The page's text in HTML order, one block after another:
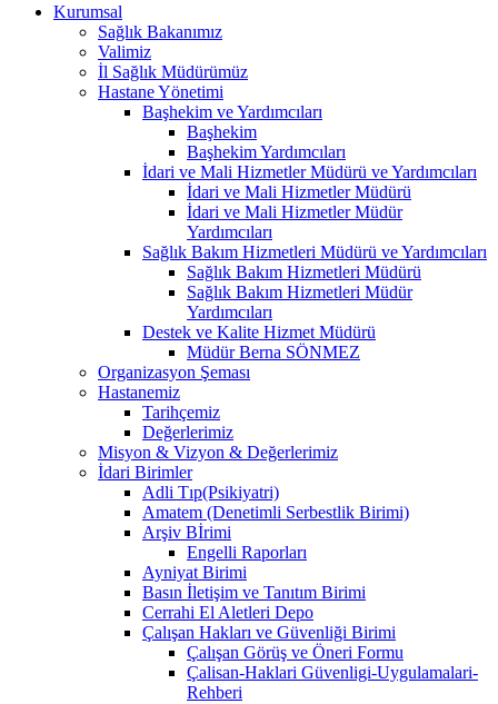
Kurumsal
Sağlık Bakanımız
Valimiz
İl Sağlık Müdürümüz
Hastane Yönetimi
Başhekim ve Yardımcıları
Başhekim
Başhekim Yardımcıları
İdari ve Mali Hizmetler Müdürü ve Yardımcıları
İdari ve Mali Hizmetler Müdürü
İdari ve Mali Hizmetler Müdür
Yardımcıları
Sağlık Bakım Hizmetleri Müdürü ve Yardımcıları
Sağlık Bakım Hizmetleri Müdürü
Sağlık Bakım Hizmetleri Müdür
Yardımcıları
Destek ve Kalite Hizmet Müdürü
Müdür Berna SÖNMEZ
Organizasyon Şeması
Hastanemiz
Tarihçemiz
Değerlerimiz
Misyon & Vizyon & Değerlerimiz
İdari Birimler
Adli Tıp(Psikiyatri)
Amatem (Denetimli Serbestlik Birimi)
Arşiv Bİrimi
Engelli Raporları
Ayniyat Birimi
Basın İletişim ve Tanıtım Birimi
Cerrahi El Aletleri Depo
Çalışan Hakları ve Güvenliği Birimi
Çalışan Görüş ve Öneri Formu
Çalisan-Haklari Güvenligi-Uygulamalari-
Rehberi